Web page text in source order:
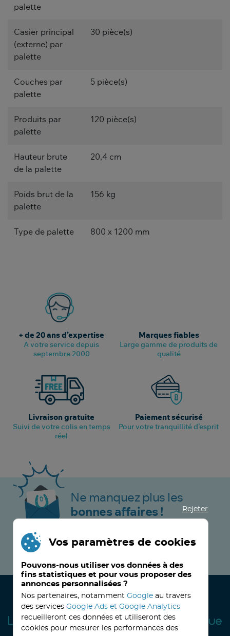
palette
Casier principal
(externe) par
palette
30 pièce(s)
Couches par
palette
5 pièce(s)
Produits par
palette
120 pièce(s)
Hauteur brute
de la palette
20,4 cm
Poids brut de la
palette
156 kg
Type de palette 800 x 1200 mm
+ de 20 ans d’expertise
A votre service depuis
septembre 2000
Marques fiables
Large gamme de produits de
qualité
Livraison gratuite
Suivi de votre colis en temps
réel
Paiement sécurisé
Pour votre tranquillité d’esprit
Ne manquez plus les
bonnes affaires !
JE M’INSCRIS MAINTENANT !
Rejeter
Vos paramètres de cookies
Pouvons-nous utiliser vos données à des
fins statistiques et pour vous proposer des
annonces personnalisées ?
Nos partenaires, notamment Google au travers
des services Google Ads et Google Analytics
recueilleront ces données et utiliseront des
cookies pour mesurer les performances des